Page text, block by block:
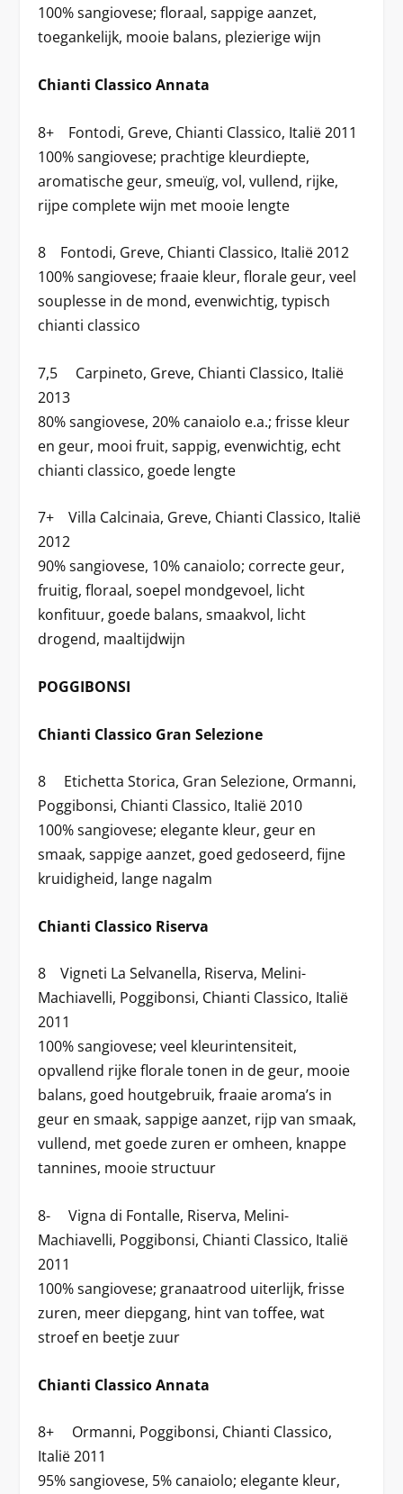
100% sangiovese; floraal, sappige aanzet,
toegankelijk, mooie balans, plezierige wijn
Chianti Classico Annata
8+ Fontodi, Greve, Chianti Classico, Italië 2011
100% sangiovese; prachtige kleurdiepte,
aromatische geur, smeuïg, vol, vullend, rijke,
rijpe complete wijn met mooie lengte
8 Fontodi, Greve, Chianti Classico, Italië 2012
100% sangiovese; fraaie kleur, florale geur, veel
souplesse in de mond, evenwichtig, typisch
chianti classico
7,5 Carpineto, Greve, Chianti Classico, Italië
2013
80% sangiovese, 20% canaiolo e.a.; frisse kleur
en geur, mooi fruit, sappig, evenwichtig, echt
chianti classico, goede lengte
7+ Villa Calcinaia, Greve, Chianti Classico, Italië
2012
90% sangiovese, 10% canaiolo; correcte geur,
fruitig, floraal, soepel mondgevoel, licht
konfituur, goede balans, smaakvol, licht
drogend, maaltijdwijn
POGGIBONSI
Chianti Classico Gran Selezione
8 Etichetta Storica, Gran Selezione, Ormanni,
Poggibonsi, Chianti Classico, Italië 2010
100% sangiovese; elegante kleur, geur en
smaak, sappige aanzet, goed gedoseerd, fijne
kruidigheid, lange nagalm
Chianti Classico Riserva
8 Vigneti La Selvanella, Riserva, Melini-
Machiavelli, Poggibonsi, Chianti Classico, Italië
2011
100% sangiovese; veel kleurintensiteit,
opvallend rijke florale tonen in de geur, mooie
balans, goed houtgebruik, fraaie aroma’s in
geur en smaak, sappige aanzet, rijp van smaak,
vullend, met goede zuren er omheen, knappe
tannines, mooie structuur
8- Vigna di Fontalle, Riserva, Melini-
Machiavelli, Poggibonsi, Chianti Classico, Italië
2011
100% sangiovese; granaatrood uiterlijk, frisse
zuren, meer diepgang, hint van toffee, wat
stroef en beetje zuur
Chianti Classico Annata
8+ Ormanni, Poggibonsi, Chianti Classico,
Italië 2011
95% sangiovese, 5% canaiolo; elegante kleur,